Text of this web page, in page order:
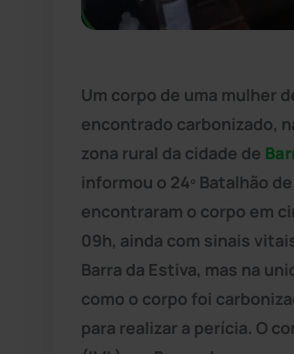
Um corpo de uma mulher
encontrado carbonizado,
zona rural da cidade de
informou o 24º Batalhão
encontraram o corpo em
09h, ainda com sinais
Barra da Estiva, mas na
como o corpo foi
para realizar a perícia. O